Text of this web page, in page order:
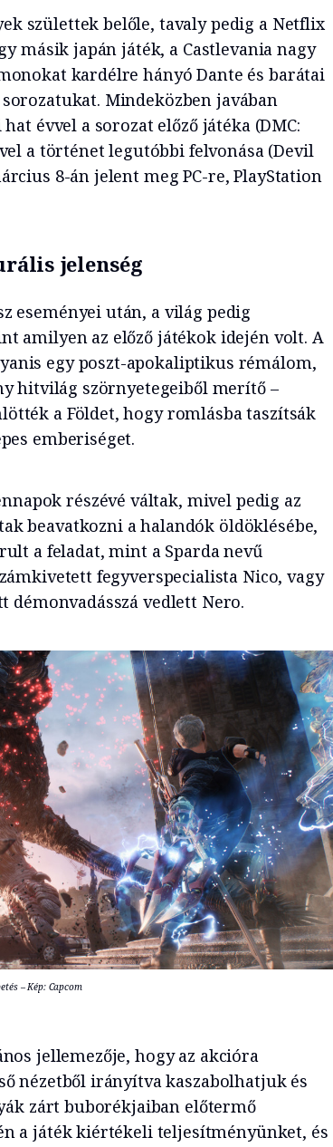
születtek belőle, tavaly pedig a Netflix
másik japán játék, a Castlevania nagy
kardélre hányó Dante és barátai
Mindeközben javában
évvel a sorozat előző játéka (DMC:
a történet legutóbbi felvonása (Devil
8-án jelent meg PC-re, PlayStation
jelenség
eseményei után, a világ pedig
amilyen az előző játékok idején volt. A
egy poszt-apokaliptikus rémálom,
hitvilág szörnyetegeiből merítő –
a Földet, hogy romlásba taszítsák
emberiséget.
részévé váltak, mivel pedig az
beavatkozni a halandók öldöklésébe,
a feladat, mint a Sparda nevű
fegyverspecialista Nico, vagy
démonvadásszá vedlett Nero.
– Kép: Capcom
jellemezője, hogy az akcióra
nézetből irányítva kaszabolhatjuk és
zárt buborékjaiban előtermő
a játék kiértékeli teljesítményünket, és